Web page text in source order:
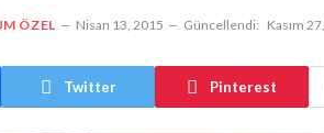
ÖZEL Nisan 13, 2015 Güncellendi: Kasım
Twitter Pinterest